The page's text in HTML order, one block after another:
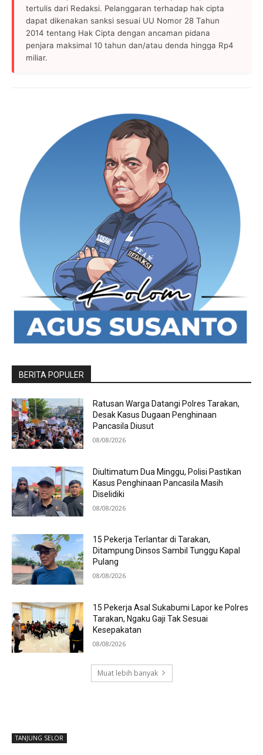
tertulis dari Redaksi. Pelanggaran terhadap hak cipta
dapat dikenakan sanksi sesuai UU Nomor 28 Tahun
2014 tentang Hak Cipta dengan ancaman pidana
penjara maksimal 10 tahun dan/atau denda hingga Rp4
miliar.
BERITA POPULER
Ratusan Warga Datangi Polres Tarakan,
Desak Kasus Dugaan Penghinaan
Pancasila Diusut
08/08/2026
Diultimatum Dua Minggu, Polisi Pastikan
Kasus Penghinaan Pancasila Masih
Diselidiki
08/08/2026
15 Pekerja Terlantar di Tarakan,
Ditampung Dinsos Sambil Tunggu Kapal
Pulang
08/08/2026
15 Pekerja Asal Sukabumi Lapor ke Polres
Tarakan, Ngaku Gaji Tak Sesuai
Kesepakatan
08/08/2026
Muat lebih banyak